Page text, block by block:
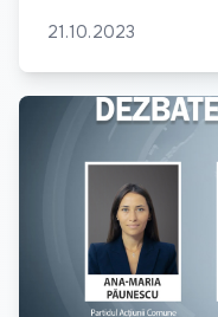
21.10.2023